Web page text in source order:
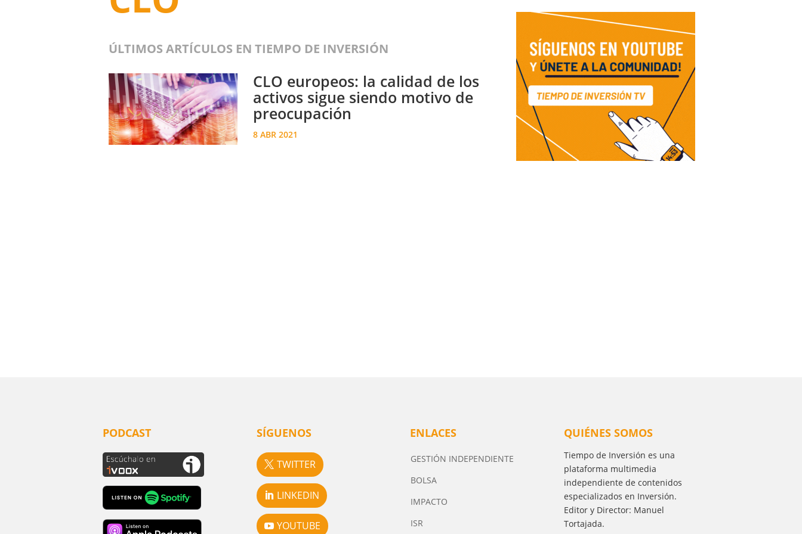
ÚLTIMOS ARTÍCULOS EN TIEMPO DE INVERSIÓN
CLO europeos: la calidad de los
activos sigue siendo motivo de
preocupación
8 ABR 2021
PODCAST SÍGUENOS
TWITTER
LINKEDIN
YOUTUBE
ENLACES
GESTIÓN INDEPENDIENTE
BOLSA
IMPACTO
ISR
QUIÉNES SOMOS
Tiempo de Inversión es una
plataforma multimedia
independiente de contenidos
especializados en Inversión.
Editor y Director: Manuel
Tortajada.